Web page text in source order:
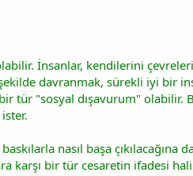
İnsanlar, kendilerini
davranmak, sürekli iyi bir
tür "sosyal dışavurum" olabilir.
nasıl başa çıkılacağına
karşı bir tür cesaretin ifadesi